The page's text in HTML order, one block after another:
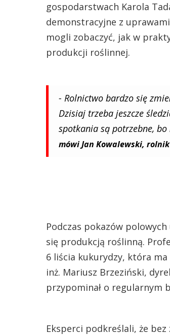
gospodarstwach Karola
demonstracyjne z
mogli zobaczyć, jak w
produkcji roślinnej.
- Rolnictwo bardzo się
Dzisiaj trzeba jeszcze
spotkania są potrzebne,
mówi Jan Kowalewski,
Podczas pokazów
się produkcją roślinną.
6 liścia kukurydzy, która
inż. Mariusz Brzeziński,
przypominał o regularnym
Eksperci podkreślali, że